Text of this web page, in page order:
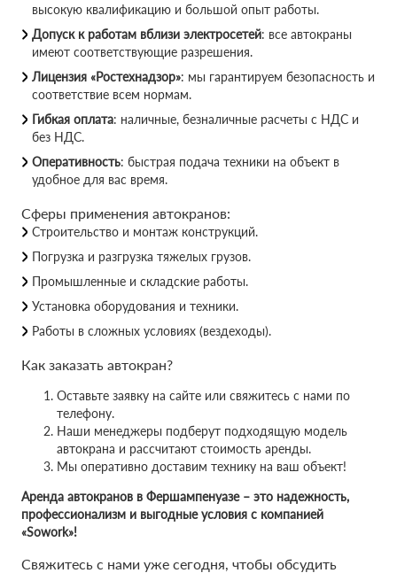
высокую квалификацию и большой опыт работы.
Допуск к работам вблизи электросетей: все автокраны
имеют соответствующие разрешения.
Лицензия «Ростехнадзор»: мы гарантируем безопасность и
соответствие всем нормам.
Гибкая оплата: наличные, безналичные расчеты с НДС и
без НДС.
Оперативность: быстрая подача техники на объект в
удобное для вас время.
Сферы применения автокранов:
Строительство и монтаж конструкций.
Погрузка и разгрузка тяжелых грузов.
Промышленные и складские работы.
Установка оборудования и техники.
Работы в сложных условиях (вездеходы).
Как заказать автокран?
Оставьте заявку на сайте или свяжитесь с нами по
телефону.
Наши менеджеры подберут подходящую модель
автокрана и рассчитают стоимость аренды.
Мы оперативно доставим технику на ваш объект!
Аренда автокранов в Фершампенуазе – это надежность,
профессионализм и выгодные условия с компанией
«Sowork»!
Свяжитесь с нами уже сегодня, чтобы обсудить